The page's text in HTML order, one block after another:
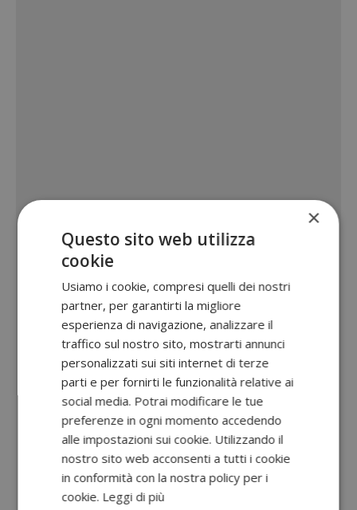
×
Questo sito web utilizza
cookie
Usiamo i cookie, compresi quelli dei nostri
partner, per garantirti la migliore
esperienza di navigazione, analizzare il
traffico sul nostro sito, mostrarti annunci
personalizzati sui siti internet di terze
parti e per fornirti le funzionalità relative ai
social media. Potrai modificare le tue
preferenze in ogni momento accedendo
alle impostazioni sui cookie. Utilizzando il
nostro sito web acconsenti a tutti i cookie
in conformità con la nostra policy per i
cookie. Leggi di più